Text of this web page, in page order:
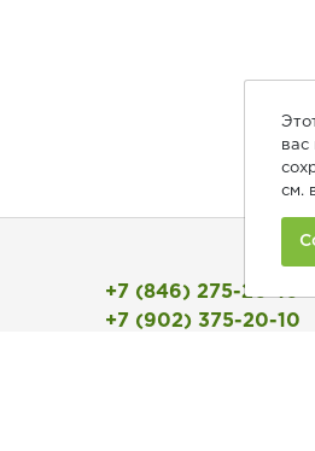
+7 (846) 275-20-10
+7 (902) 375-20-10
вас
см.